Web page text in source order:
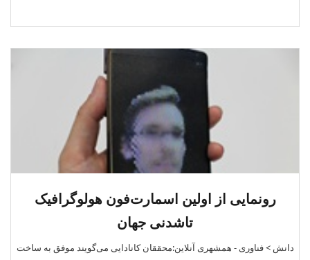
رونمایی از اولین اسمارت‌فون هولوگرافیک
تاشدنی جهان
دانش > فناوری‌ - همشهری آنلاین:محققان کانادایی می‌گویند موفق به ساخت